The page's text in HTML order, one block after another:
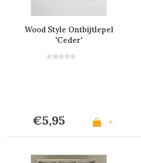
Wood Style Ontbijtlepel
'Ceder'
€5,95 +